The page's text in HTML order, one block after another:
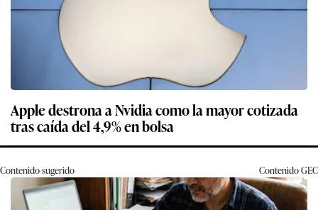
Apple destrona a Nvidia como la mayor cotizada
tras caída del 4,9% en bolsa
Contenido sugerido ContenidoGEC